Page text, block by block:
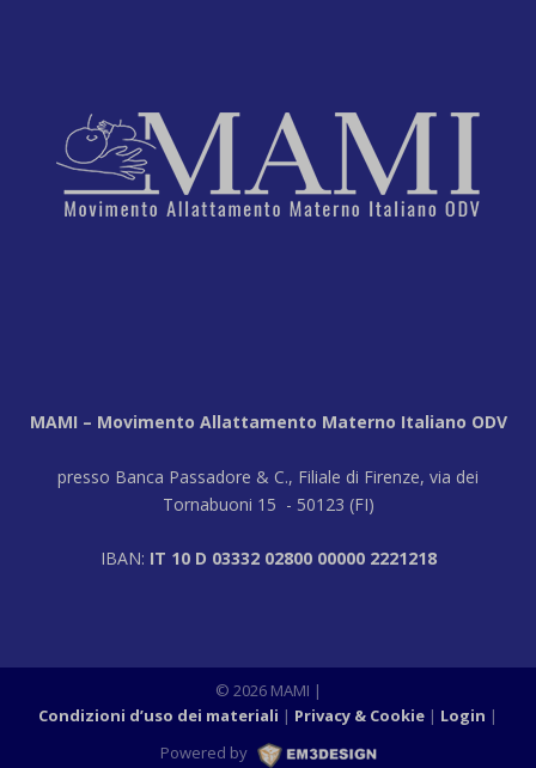
MAMI – Movimento Allattamento Materno Italiano ODV
presso Banca Passadore & C., Filiale di Firenze, via dei
Tornabuoni 15 - 50123 (FI)
IBAN: IT 10 D 03332 02800 00000 2221218
© 2026 MAMI |
Condizioni d’uso dei materiali
Privacy & Cookie Login |
Powered by